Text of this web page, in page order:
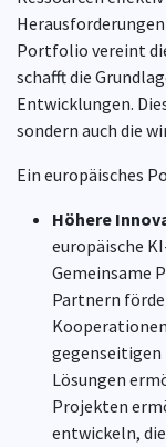
Portfolio vereint
schafft die
Entwicklungen.
sondern auch die
Ein europäisches
Höhere
europäische
Gemeinsame
Partnern
gegenseitigen
Lösungen
Projekten
entwickeln,